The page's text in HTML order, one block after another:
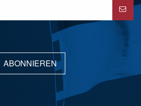
ABONNIEREN